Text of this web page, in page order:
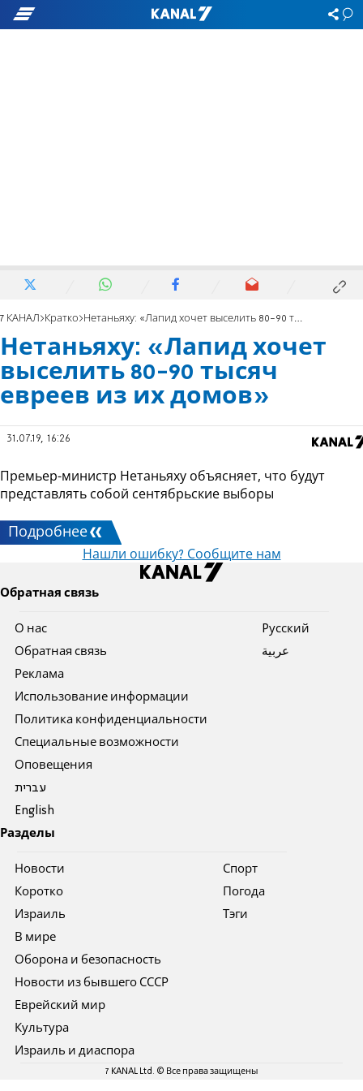
7 КАНАЛ Кратко Нетаньяху: «Лапид хочет выселить 80-90 тысяч евреев из их домов»
Нетаньяху: «Лапид хочет
выселить 80-90 тысяч
евреев из их домов»
31.07.19, 16:26
Премьер-министр Нетаньяху объясняет, что будут
представлять собой сентябрьские выборы
Подробнее
Нашли ошибку? Сообщите нам
Обратная связь
О нас
Обратная связь
Реклама
Использование информации
Политика конфиденциальности
Специальные возможности
Оповещения
עברית
English
Pусский
عربية
Разделы
Новости
Коротко
Израиль
В мире
Оборона и безопасность
Новости из бывшего СССР
Еврейский мир
Культура
Израиль и диаспора
Спорт
Погода
Тэги
7 KANAL Ltd. © Все права защищены